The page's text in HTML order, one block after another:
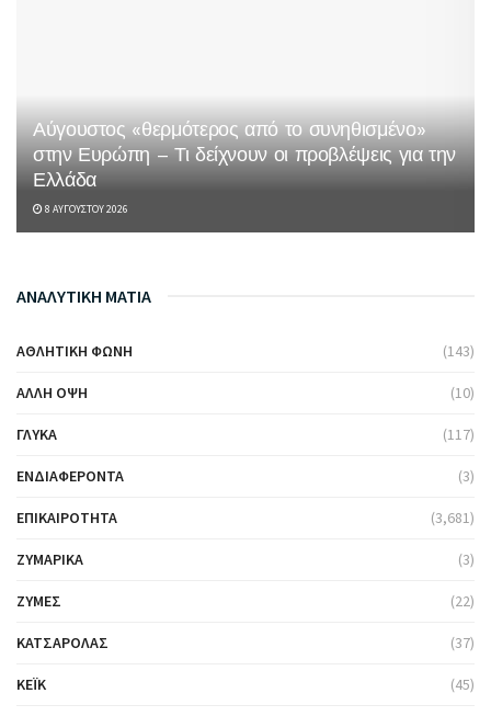
Αύγουστος «θερμότερος από το συνηθισμένο»
στην Ευρώπη – Τι δείχνουν οι προβλέψεις για την
Ελλάδα
8 ΑΥΓΟΎΣΤΟΥ 2026
ΑΝΑΛΥΤΙΚΗ ΜΑΤΙΑ
ΑΘΛΗΤΙΚΉ ΦΩΝΉ (143)
ΆΛΛΗ ΌΨΗ (10)
ΓΛΥΚΆ (117)
ΕΝΔΙΑΦΈΡΟΝΤΑ (3)
ΕΠΙΚΑΙΡΌΤΗΤΑ (3,681)
ΖΥΜΑΡΙΚΆ (3)
ΖΎΜΕΣ (22)
ΚΑΤΣΑΡΌΛΑΣ (37)
ΚΈΙΚ (45)